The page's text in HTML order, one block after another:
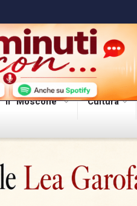
Il “Moscone” Cultura